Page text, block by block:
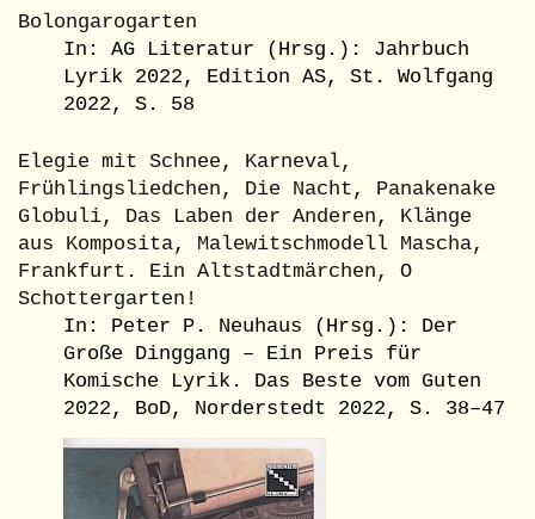
Bolongarogarten
In: AG Literatur (Hrsg.): Jahrbuch
Lyrik 2022, Edition AS, St. Wolfgang
2022, S. 58
Elegie mit Schnee, Karneval,
Frühlingsliedchen, Die Nacht, Panakenake
Globuli, Das Laben der Anderen, Klänge
aus Komposita, Malewitschmodell Mascha,
Frankfurt. Ein Altstadtmärchen, O
Schottergarten!
In: Peter P. Neuhaus (Hrsg.): Der
Große Dinggang – Ein Preis für
Komische Lyrik. Das Beste vom Guten
2022, BoD, Norderstedt 2022, S. 38–47